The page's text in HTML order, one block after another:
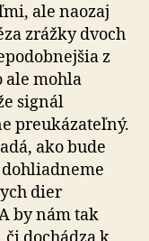
ale naozaj
zrážky dvoch
z
ale mohla
signál
preukázateľný.
ako bude
dohliadneme
dier
by nám tak